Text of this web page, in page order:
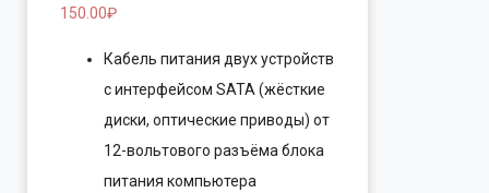
150.00₽
Кабель питания двух устройств
с интерфейсом SATA (жёсткие
диски, оптические приводы) от
12-вольтового разъёма блока
питания компьютера